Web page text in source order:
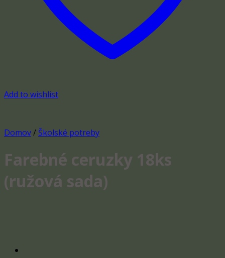
Add to wishlist
Domov/ Školské potreby
Farebné ceruzky 18ks
(ružová sada)